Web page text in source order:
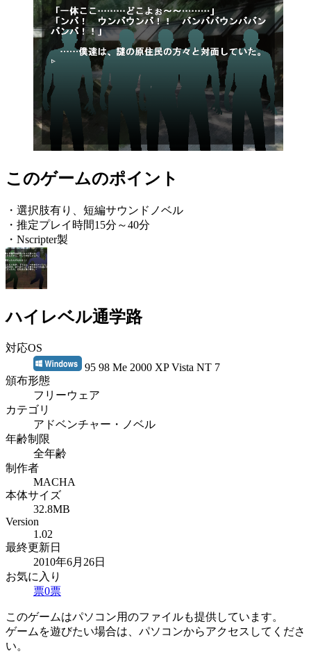
このゲームのポイント
・選択肢有り、短編サウンドノベル
・推定プレイ時間15分～40分
・Nscripter製
ハイレベル通学路
対応OS
95 98 Me 2000 XP Vista NT 7
頒布形態
フリーウェア
カテゴリ
アドベンチャー・ノベル
年齢制限
全年齢
制作者
MACHA
本体サイズ
32.8MB
Version
1.02
最終更新日
2010年6月26日
お気に入り
票0票
このゲームはパソコン用のファイルも提供しています。
ゲームを遊びたい場合は、パソコンからアクセスしてくださ
い。